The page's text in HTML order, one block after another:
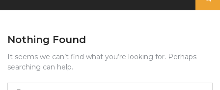
Nothing Found
It seems we can’t find what you’re looking for. Perhaps
searching can help.